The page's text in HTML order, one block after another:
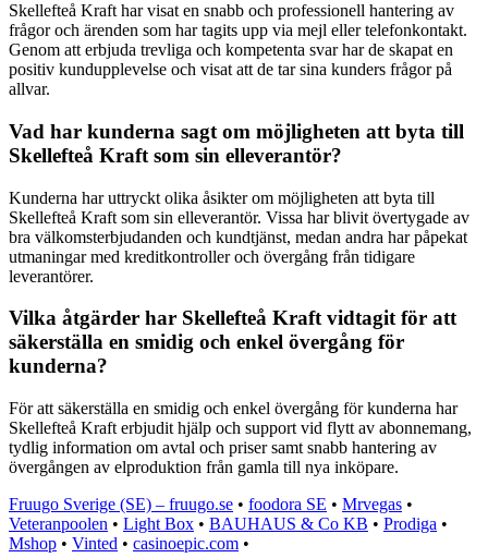
Skellefteå Kraft har visat en snabb och professionell hantering av
frågor och ärenden som har tagits upp via mejl eller telefonkontakt.
Genom att erbjuda trevliga och kompetenta svar har de skapat en
positiv kundupplevelse och visat att de tar sina kunders frågor på
allvar.
Vad har kunderna sagt om möjligheten att byta till
Skellefteå Kraft som sin elleverantör?
Kunderna har uttryckt olika åsikter om möjligheten att byta till
Skellefteå Kraft som sin elleverantör. Vissa har blivit övertygade av
bra välkomsterbjudanden och kundtjänst, medan andra har påpekat
utmaningar med kreditkontroller och övergång från tidigare
leverantörer.
Vilka åtgärder har Skellefteå Kraft vidtagit för att
säkerställa en smidig och enkel övergång för
kunderna?
För att säkerställa en smidig och enkel övergång för kunderna har
Skellefteå Kraft erbjudit hjälp och support vid flytt av abonnemang,
tydlig information om avtal och priser samt snabb hantering av
övergången av elproduktion från gamla till nya inköpare.
Fruugo Sverige (SE) – fruugo.se • foodora SE • Mrvegas •
Veteranpoolen • Light Box • BAUHAUS & Co KB • Prodiga •
Mshop • Vinted • casinoepic.com •